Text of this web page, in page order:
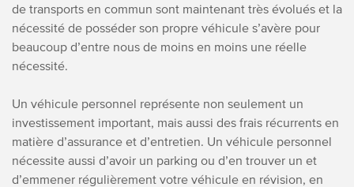
de transports en commun sont maintenant très évolués et la
nécessité de posséder son propre véhicule s’avère pour
beaucoup d’entre nous de moins en moins une réelle
nécessité.
Un véhicule personnel représente non seulement un
investissement important, mais aussi des frais récurrents en
matière d’assurance et d’entretien. Un véhicule personnel
nécessite aussi d’avoir un parking ou d’en trouver un et
d’emmener régulièrement votre véhicule en révision, en